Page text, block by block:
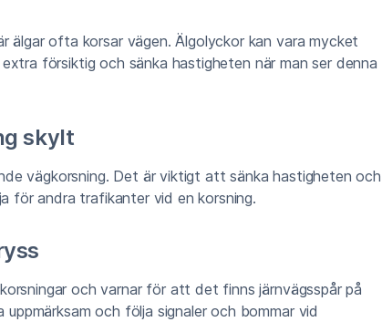
älgar ofta korsar vägen. Älgolyckor kan vara mycket
försiktig och sänka hastigheten när man ser denna
skylt
vägkorsning. Det är viktigt att sänka hastigheten och
för andra trafikanter vid en korsning.
och varnar för att det finns järnvägsspår på
och följa signaler och bommar vid